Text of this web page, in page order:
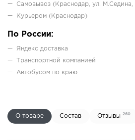
Самовывоз (Краснодар, ул. М.Седина,
Курьером (Краснодар)
По России:
Яндекс доставка
Транспортной компанией
Автобусом по краю
О товаре Состав Отзывы 260